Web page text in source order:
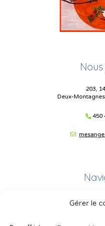
Gérer le
203, 14
Deux-
450